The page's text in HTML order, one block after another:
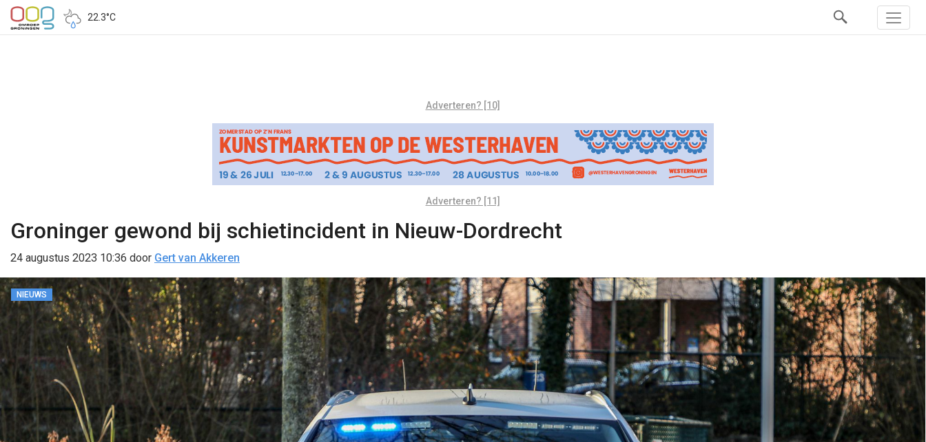
22.3°C
Adverteren? [10]
Adverteren? [11]
Groninger gewond bij schietincident in Nieuw-Dordrecht
24 augustus 2023 10:36 door Gert van Akkeren
NIEUWS